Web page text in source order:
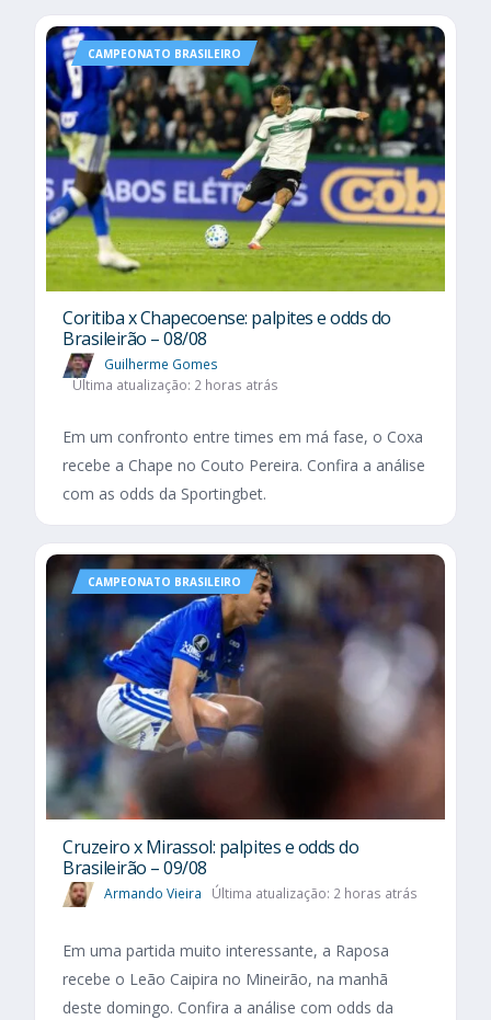
CAMPEONATO BRASILEIRO
Coritiba x Chapecoense: palpites e odds do
Brasileirão – 08/08
Guilherme Gomes
Última atualização: 2 horas atrás
Em um confronto entre times em má fase, o Coxa
recebe a Chape no Couto Pereira. Confira a análise
com as odds da Sportingbet.
CAMPEONATO BRASILEIRO
Cruzeiro x Mirassol: palpites e odds do
Brasileirão – 09/08
Armando Vieira Última atualização: 2 horas atrás
Em uma partida muito interessante, a Raposa
recebe o Leão Caipira no Mineirão, na manhã
deste domingo. Confira a análise com odds da